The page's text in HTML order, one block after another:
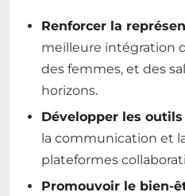
Renforcer la
meilleure intégration
des femmes, et des
horizons.
Développer les
la communication et
plateformes
Promouvoir le bien-